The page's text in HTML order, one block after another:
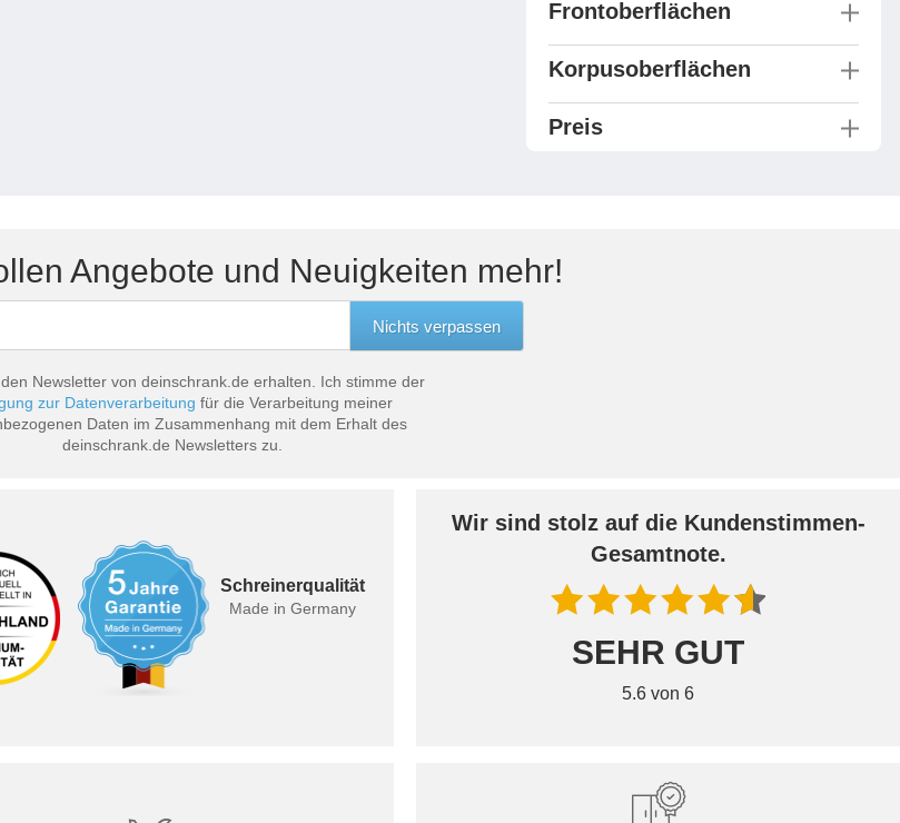
Frontoberflächen
Korpusoberflächen
Preis
Angebote und Neuigkeiten mehr!
Newsletter von deinschrank.de erhalten. Ich stimme der
zur Datenverarbeitung für die Verarbeitung meiner
Daten im Zusammenhang mit dem Erhalt des
deinschrank.de Newsletters zu.
Schreinerqualität
Made in Germany
Wir sind stolz auf die Kundenstimmen-
Gesamtnote.
SEHR GUT
5.6 von 6